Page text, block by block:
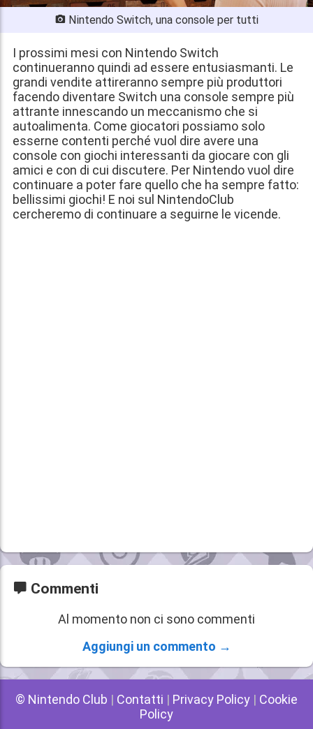
Nintendo Switch, una console per tutti
I prossimi mesi con Nintendo Switch
continueranno quindi ad essere entusiasmanti. Le
grandi vendite attireranno sempre più produttori
facendo diventare Switch una console sempre più
attrante innescando un meccanismo che si
autoalimenta. Come giocatori possiamo solo
esserne contenti perché vuol dire avere una
console con giochi interessanti da giocare con gli
amici e con di cui discutere. Per Nintendo vuol dire
continuare a poter fare quello che ha sempre fatto:
bellissimi giochi! E noi sul NintendoClub
cercheremo di continuare a seguirne le vicende.
Commenti
Al momento non ci sono commenti
Aggiungi un commento →
© Nintendo Club | Contatti | Privacy Policy | Cookie
Policy